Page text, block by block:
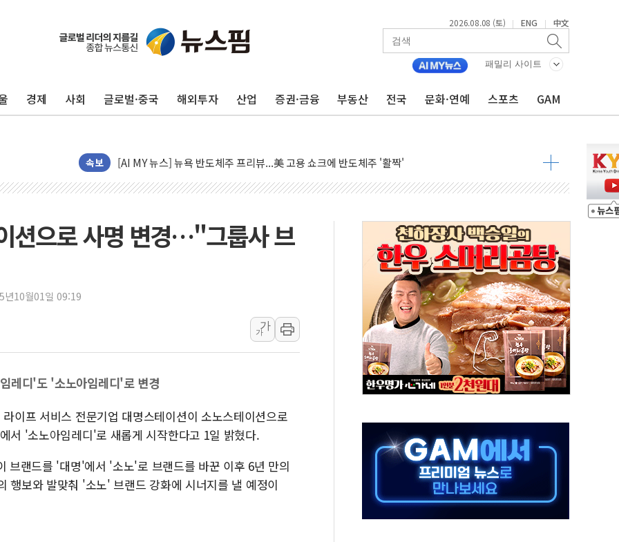
2026.08.08 (토) | ENG | 中文
패밀리 사이트
경제 사회 글로벌·중국 해외투자 산업 증권·금융 부동산 전국 문화·연예 스포츠 GAM
속보
[종합] 이슬람 수니파 3국, '공동방위협정' 체결… 이스라엘·이란 위협에 맞설 자체 억지력 강화
트럼프, 백신·자폐증 행정명령 검토…"이르면 다음 주"
이란의 핵심 원유 수출항 '하르그섬', 최근 1주일 이상 '올스톱'… 美 해상봉쇄 영향
美 고용 쇼크에 엔화 장중 급등…시장은 "또 개입했나" 촉각
뉴욕증시 프리뷰, 美 고용 쇼크에 금리 인상 우려 후퇴…나스닥 선물 1%대 상승
[종합] 美 7월 고용 2만3000명 감소 '쇼크'…9월 금리 인상 기대 후퇴
뉴욕증시 개장 전 특징주...아틀라시안·클라우드플레어·태양광주↑ VS 트레이드데스크·웬디스↓
보훈부, 미 DPAA와 MOU… "6·25 미군 실종자 7359명 끝까지 찾겠다"
李 "해남 태양광, 대한민국 다음 100년 밑거름…수도권 집중 완화 전환점"
李 대통령, '6시간 마라톤 부동산 2차 회의' 주재… "전폭적 공급 확대·속도전 총력"
트럼프, 中 겨냥 폴리실리콘 관세 15% 부과…美 태양광주 급등
이란와이어 "이란 최고지도자 위독…곧 사망해도 놀랍지 않아"
남동발전, 해남군에 국내 최대 규모 400MW 태양광 착공…여의도 1.6배 규모
[인도증시] 중동 불안 속 유가 상승에 소폭 하락...금융주 낙폭 커
션으로 사명 변경…"그룹사 브
년10월01일 09:19
가
가
레디'도 '소노아임레디'로 변경
이프 서비스 전문기업 대명스테이션이 소노스테이션으로
서 '소노아임레디'로 새롭게 시작한다고 1일 밝혔다.
브랜드를 '대명'에서 '소노'로 브랜드를 바꾼 이후 6년 만의
행보와 발맞춰 '소노' 브랜드 강화에 시너지를 낼 예정이